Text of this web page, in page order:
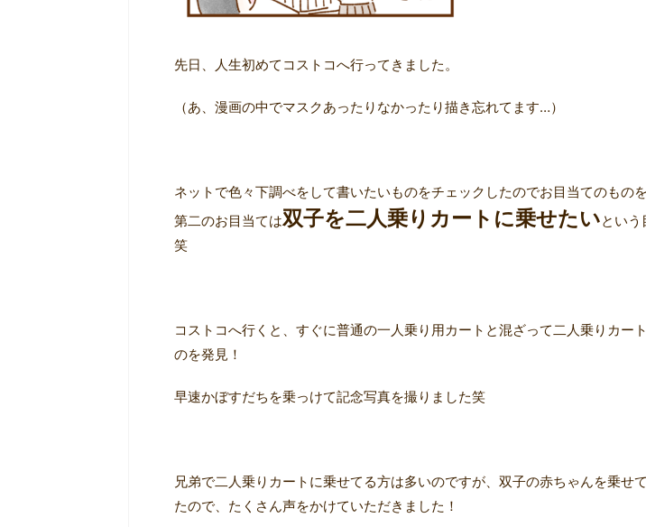
先日、人生初めてコストコへ行ってきました。
（あ、漫画の中でマスクあったりなかったり描き忘れてます…）
ネットで色々下調べをして書いたいものをチェックしたのでお目当てのもの
第二のお目当ては双子を二人乗りカートに乗せたいという
笑
コストコへ行くと、すぐに普通の一人乗り用カートと混ざって二人乗りカー
のを発見！
早速かぼすだちを乗っけて記念写真を撮りました笑
兄弟で二人乗りカートに乗せてる方は多いのですが、双子の赤ちゃんを乗せ
たので、たくさん声をかけていただきました！